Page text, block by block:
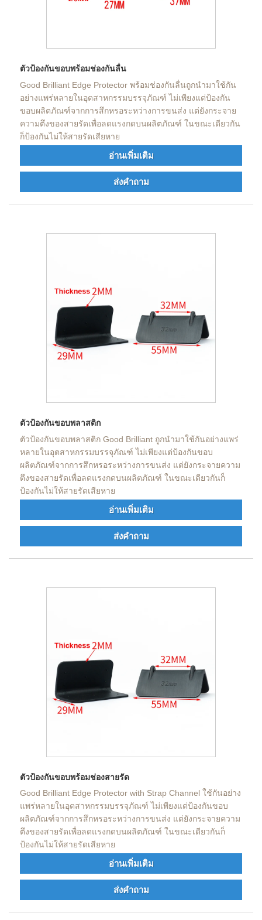
ตัวป้องกันขอบพร้อมช่องกันลื่น
Good Brilliant Edge Protector พร้อมช่องกันลื่นถูกนำมาใช้กัน
อย่างแพร่หลายในอุตสาหกรรมบรรจุภัณฑ์ ไม่เพียงแต่ป้องกัน
ขอบผลิตภัณฑ์จากการสึกหรอระหว่างการขนส่ง แต่ยังกระจาย
ความตึงของสายรัดเพื่อลดแรงกดบนผลิตภัณฑ์ ในขณะเดียวกัน
ก็ป้องกันไม่ให้สายรัดเสียหาย
อ่านเพิ่มเติม
ส่งคำถาม
ตัวป้องกันขอบพลาสติก
ตัวป้องกันขอบพลาสติก Good Brilliant ถูกนำมาใช้กันอย่างแพร่
หลายในอุตสาหกรรมบรรจุภัณฑ์ ไม่เพียงแต่ป้องกันขอบ
ผลิตภัณฑ์จากการสึกหรอระหว่างการขนส่ง แต่ยังกระจายความ
ตึงของสายรัดเพื่อลดแรงกดบนผลิตภัณฑ์ ในขณะเดียวกันก็
ป้องกันไม่ให้สายรัดเสียหาย
อ่านเพิ่มเติม
ส่งคำถาม
ตัวป้องกันขอบพร้อมช่องสายรัด
Good Brilliant Edge Protector with Strap Channel ใช้กันอย่าง
แพร่หลายในอุตสาหกรรมบรรจุภัณฑ์ ไม่เพียงแต่ป้องกันขอบ
ผลิตภัณฑ์จากการสึกหรอระหว่างการขนส่ง แต่ยังกระจายความ
ตึงของสายรัดเพื่อลดแรงกดบนผลิตภัณฑ์ ในขณะเดียวกันก็
ป้องกันไม่ให้สายรัดเสียหาย
อ่านเพิ่มเติม
ส่งคำถาม